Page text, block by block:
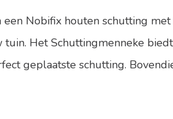
een Nobifix houten schutting
tuin. Het Schuttingmenneke
geplaatste schutting.